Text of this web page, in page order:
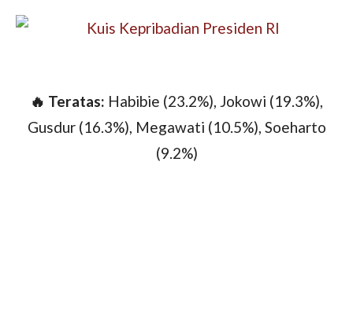
🔥 Teratas: Habibie (23.2%), Jokowi (19.3%),
Gusdur (16.3%), Megawati (10.5%), Soeharto
(9.2%)